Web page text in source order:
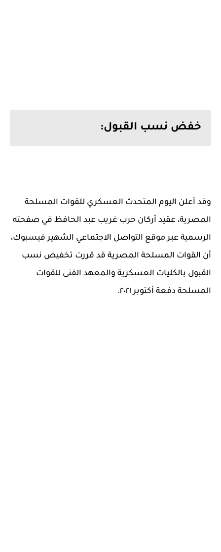
خفض نسب القبول:
وقد أعلن اليوم المتحدث العسكري للقوات المسلحة
المصرية، عقيد أركان حرب غريب عبد الحافظ في صفحته
الرسمية عبر موقع التواصل الاجتماعي الشهير فيسبوك،
أن القوات المسلحة المصرية قد قررت تخفيض نسب
القبول بالكليات العسكرية والمعهد الفنى للقوات
المسلحة دفعة أكتوبر ٢٠٢١.